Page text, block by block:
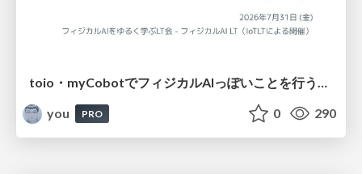
you
PRO 0 290